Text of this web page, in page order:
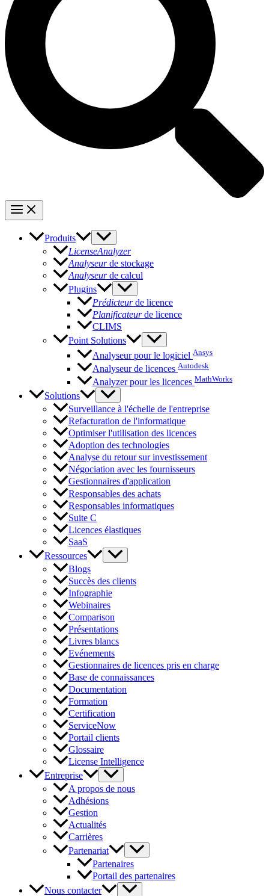
Produits
LicenseAnalyzer
Analyseurde stockage
Analyseurde calcul
Plugins
Prédicteurde licence
Planificateurde licence
CLIMS
Point Solutions
Analyseur pour le logiciel Ansys
Analyseur de licences Autodesk
Analyzer pour les licences MathWorks
Solutions
Surveillance à l'échelle de l'entreprise
Refacturation de l'informatique
Optimiser l'utilisation des licences
Adoption des technologies
Analyse du retour sur investissement
Négociation avec les fournisseurs
Gestionnaires d'application
Responsables des achats
Responsables informatiques
Suite C
Licences élastiques
SaaS
Ressources
Blogs
Succès des clients
Infographie
Webinaires
Comparison
Présentations
Livres blancs
Evénements
Gestionnaires de licences pris en charge
Base de connaissances
Documentation
Formation
Certification
ServiceNow
Portail clients
Glossaire
License Intelligence
Entreprise
A propos de nous
Adhésions
Gestion
Actualités
Carrières
Partenariat
Partenaires
Portail des partenaires
Nous contacter